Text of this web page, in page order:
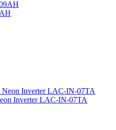
Inverter LAC-IN-07TA